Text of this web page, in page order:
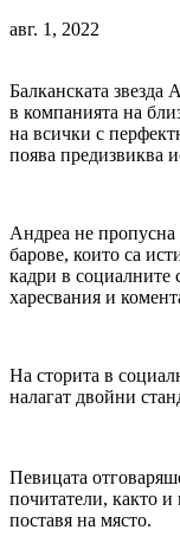
авг. 1, 2022
Балканската
в компанията на
на всички с
поява предизвиква
Андреа не
барове, които са
кадри в
харесвания и
На сторита в
налагат двойни
Певицата
почитатели, както и
поставя на място.